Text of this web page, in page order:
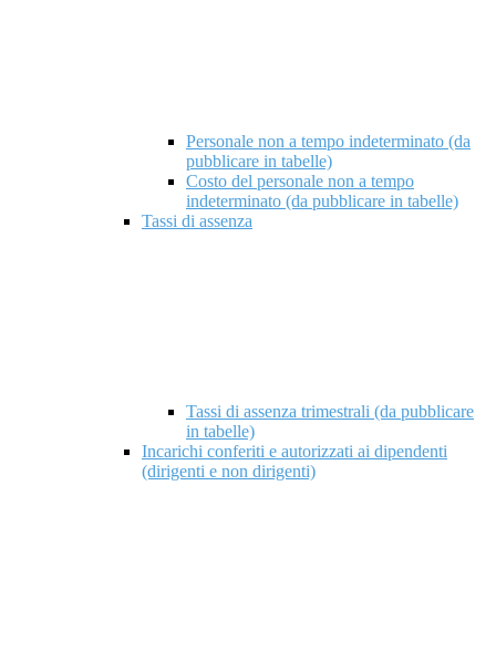
Personale non a tempo indeterminato (da
pubblicare in tabelle)
Costo del personale non a tempo
indeterminato (da pubblicare in tabelle)
Tassi di assenza
Tassi di assenza trimestrali (da pubblicare
in tabelle)
Incarichi conferiti e autorizzati ai dipendenti
(dirigenti e non dirigenti)